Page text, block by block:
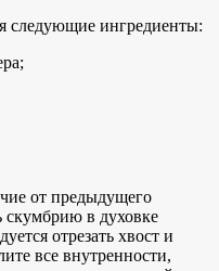
следующие ингредиенты:
от предыдущего
скумбрию в духовке
отрезать хвост и
все внутренности,